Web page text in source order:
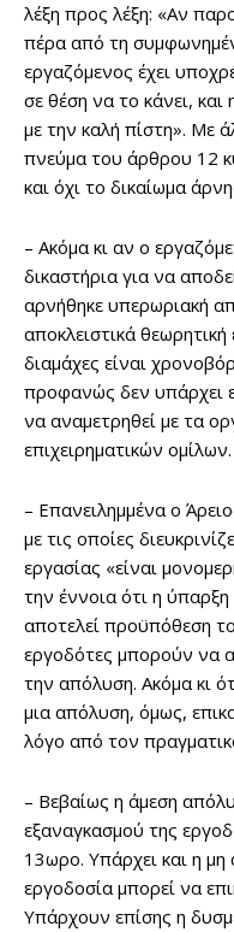
λέξη προς λέξη: «Αν
πέρα από τη
εργαζόμενος έχει
σε θέση να το κάνει,
με την καλή πίστη». Με
πνεύμα του άρθρου 12
και όχι το δικαίωμα
– Ακόμα κι αν ο
δικαστήρια για να
αρνήθηκε υπερωριακή
αποκλειστικά
διαμάχες είναι
προφανώς δεν υπάρχει
να αναμετρηθεί με τα
επιχειρηματικών ομίλων.
– Επανειλημμένα ο
με τις οποίες
εργασίας «είναι
την έννοια ότι η
αποτελεί προϋπόθεση
εργοδότες μπορούν να
την απόλυση. Ακόμα κι
μια απόλυση, όμως,
λόγο από τον
– Βεβαίως η άμεση
εξαναγκασμού της
13ωρο. Υπάρχει και η
εργοδοσία μπορεί να
Υπάρχουν επίσης η